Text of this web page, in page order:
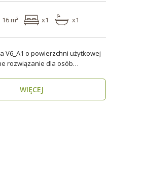
16 m² x1 x1
V6_A1 o powierzchni użytkowej
rozwiązanie dla osób
WIĘCEJ